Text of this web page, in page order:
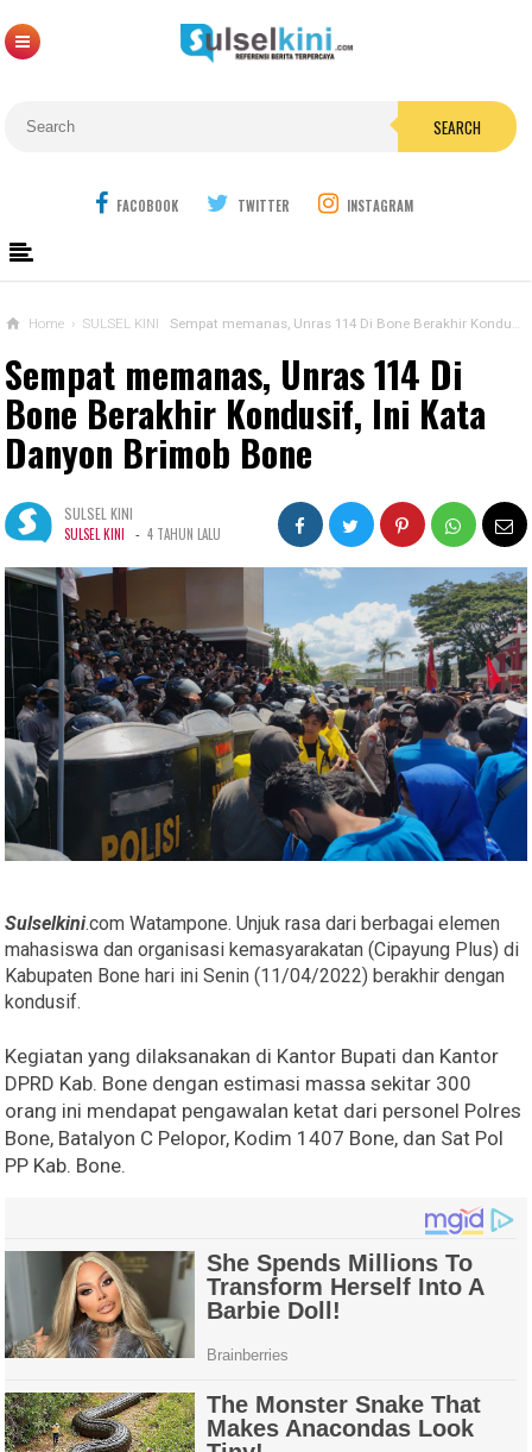
SEARCH
FACOBOOK TWITTER INSTAGRAM
Home › SULSEL KINI Sempat memanas, Unras 114 Di Bone Berakhir Kondusif, Ini Kata Danyon Brimob Bone
Sempat memanas, Unras 114 Di
Bone Berakhir Kondusif, Ini Kata
Danyon Brimob Bone
SULSEL KINI
SULSEL KINI - 4 TAHUN LALU
Sulselkini.com Watampone. Unjuk rasa dari berbagai elemen
mahasiswa dan organisasi kemasyarakatan (Cipayung Plus) di
Kabupaten Bone hari ini Senin (11/04/2022) berakhir dengan
kondusif.
Kegiatan yang dilaksanakan di Kantor Bupati dan Kantor
DPRD Kab. Bone dengan estimasi massa sekitar 300
orang ini mendapat pengawalan ketat dari personel Polres
Bone, Batalyon C Pelopor, Kodim 1407 Bone, dan Sat Pol
PP Kab. Bone.